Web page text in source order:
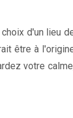
d'un lieu
être à
votre